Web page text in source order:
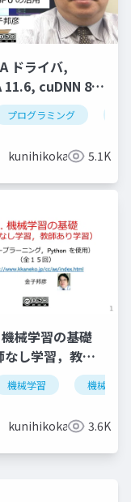
頭部の姿勢推定
ドライバ,
11.6, cuDNN 8.4
ストール
上) (2022年
新版)
プログラミング
kunihikokaneko5.1K
ステム 情報とデータ
械学習の基礎
なし学習，教師
習）
機械学習 機械学習
kunihikokaneko3.6K